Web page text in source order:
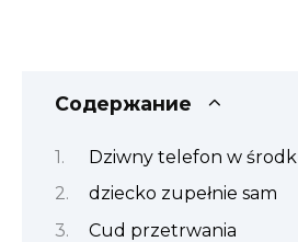
Содержание
Dziwny telefon w
dziecko zupełnie sam
Cud przetrwania